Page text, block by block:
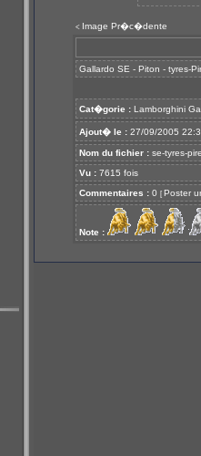
< Image Pr�c�dente
Gallardo SE - Piton - tyres-
Cat�gorie : Lamborghini
Ajout� le : 27/09/2005
Nom du fichier : se-tyres-
Vu : 7615 fois
Commentaires : 0 [ Poster
Note :